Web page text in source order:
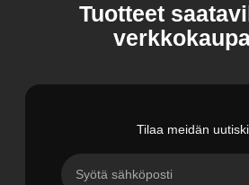
Tuotteet
Tilaa meidän